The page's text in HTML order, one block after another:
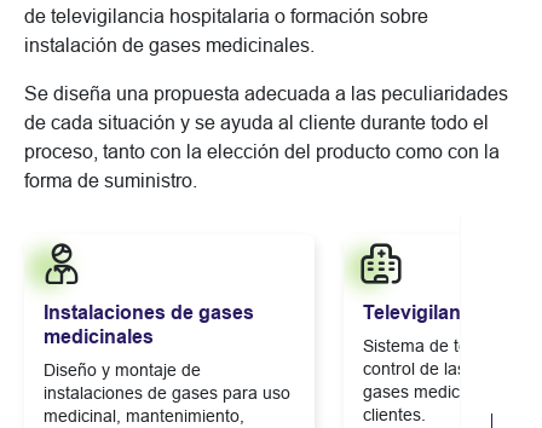
de televigilancia hospitalaria o formación sobre
instalación de gases medicinales.
Se diseña una propuesta adecuada a las peculiaridades
de cada situación y se ayuda al cliente durante todo el
proceso, tanto con la elección del producto como con la
forma de suministro.
Instalaciones de gases
medicinales
Diseño y montaje de
instalaciones de gases para uso
medicinal, mantenimiento,
Televigilancia
Sistema de telemetría
control de las
gases medicinales de
clientes.